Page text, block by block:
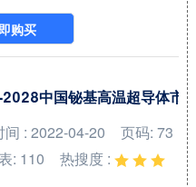
列，洞悉行业特点、市场
间及增量空间，并结合市
料领域内各类竞争者所处
）和涡轮燃料（Turbine
是用于飞机发动机的高性
购买
中国铋基高温超导体市
间 : 2022-04-20
页码: 73
: 110
热搜度 :